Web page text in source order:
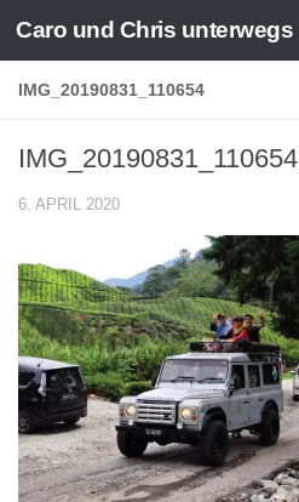
Zum Inhalt springen
Caro und Chris unterwegs
IMG_20190831_110654
IMG_20190831_110654
6. APRIL 2020